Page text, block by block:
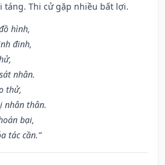
táng. Thi cử gặp nhiều bất lợi.
hình,
đinh,
nhân.
thử,
nhân thân.
bại,
tác cần.”